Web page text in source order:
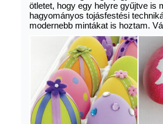
ötletet, hogy egy helyre gyűjtve is
hagyományos tojásfestési
modernebb mintákat is hoztam.